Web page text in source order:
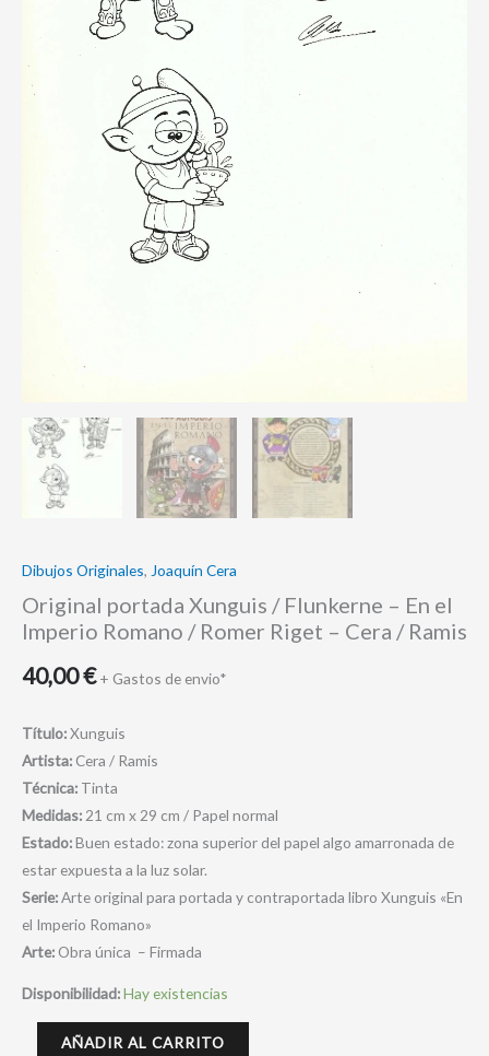
Dibujos Originales, Joaquín Cera
Original portada Xunguis / Flunkerne – En el
Imperio Romano / Romer Riget – Cera / Ramis
40,00€ + Gastos de envio*
Título:Xunguis
Artista: Cera / Ramis
Técnica: Tinta
Medidas: 21 cm x 29 cm / Papel normal
Estado:Buen estado: zona superior del papel algo amarronada de
estar expuesta a la luz solar.
Serie:Arte original para portada y contraportada libro Xunguis «En
el Imperio Romano»
Arte: Obra única – Firmada
Disponibilidad:Hay existencias
AÑADIR AL CARRITO